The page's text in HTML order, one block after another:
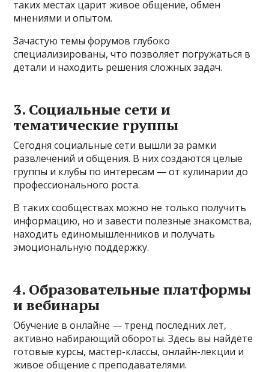
таких местах царит живое общение, обмен
мнениями и опытом.
Зачастую темы форумов глубоко
специализированы, что позволяет погружаться в
детали и находить решения сложных задач.
3. Социальные сети и
тематические группы
Сегодня социальные сети вышли за рамки
развлечений и общения. В них создаются целые
группы и клубы по интересам — от кулинарии до
профессионального роста.
В таких сообществах можно не только получить
информацию, но и завести полезные знакомства,
находить единомышленников и получать
эмоциональную поддержку.
4. Образовательные платформы
и вебинары
Обучение в онлайне — тренд последних лет,
активно набирающий обороты. Здесь вы найдёте
готовые курсы, мастер-классы, онлайн-лекции и
живое общение с преподавателями.